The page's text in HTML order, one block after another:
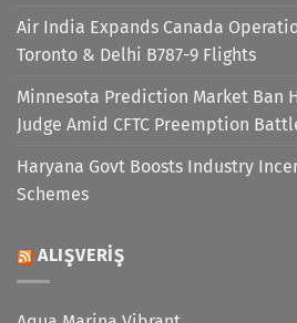
Air India Expands Canada
Toronto & Delhi B787-9 Flights
Minnesota Prediction Market Ban
Judge Amid CFTC Preemption
Haryana Govt Boosts Industry
Schemes
ALIŞVERIŞ